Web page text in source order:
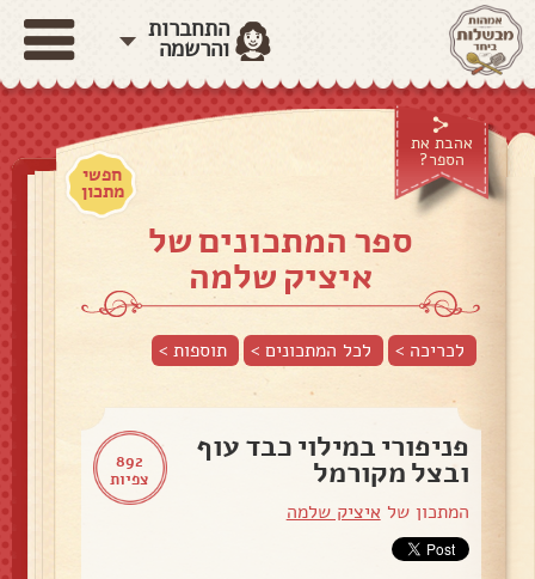
התחברות
והרשמה
אהבת את
הספר?
חפשי
מתכון
ספר המתכונים של
איציק שלמה
לכריכה > לכל המתכונים > תוספות>
892
צפיות
פניפורי במילוי כבד עוף
ובצל מקורמל
המתכון של איציק שלמה